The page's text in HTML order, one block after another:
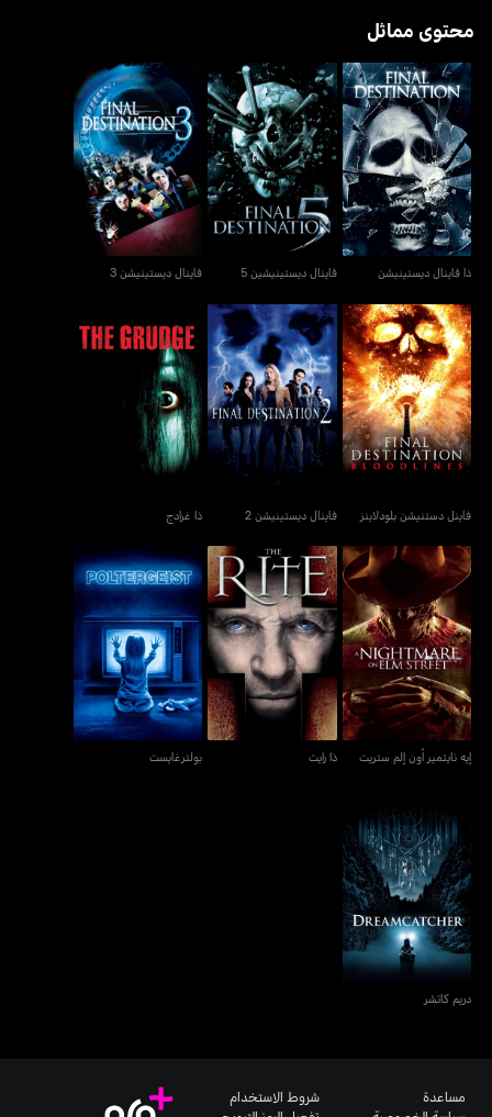
محتوى مماثل
ذا فاينال ديستينيشن
ذا فاينال ديستينيشن
فاينال ديستينيشين 5
فاينال ديستينيشين 5
فاينال ديستينيشن 3
فاينال ديستينيشن 3
فاينل دستنيشن بلودلاينز
فاينل دستنيشن بلودلاينز
فاينال ديستينيشن 2
فاينال ديستينيشن 2
ذا غرادج
ذا غرادج
إيه نايتمير أون إلم ستريت
إيه نايتمير أون إلم ستريت
ذا رايت
ذا رايت
بولترغايست
بولترغايست
دريم كاتشر
دريم كاتشر
مساعدة
شروط الاستخدام